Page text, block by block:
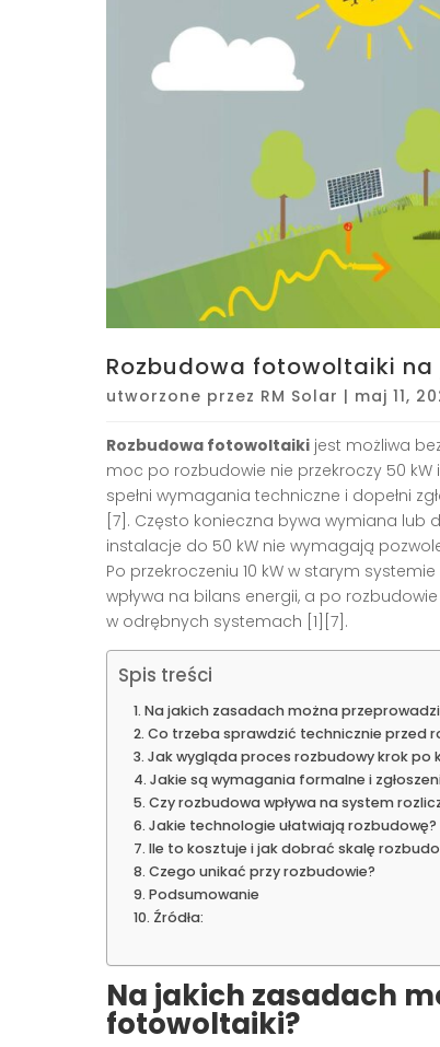
Rozbudowa fotowoltaiki
utworzone przez RM Solar | maj 11,
Rozbudowa fotowoltaiki jest możliwa
moc po rozbudowie nie przekroczy 50
spełni wymagania techniczne i dopełni
[7]. Często konieczna bywa wymiana lub
instalacje do 50 kW nie wymagają
Po przekroczeniu 10 kW w starym
wpływa na bilans energii, a po
w odrębnych systemach [1][7].
Spis treści
Na jakich zasadach można
Co trzeba sprawdzić technicznie przed
Jak wygląda proces rozbudowy krok po
Jakie są wymagania formalne i
Czy rozbudowa wpływa na system
Jakie technologie ułatwiają rozbudowę?
Ile to kosztuje i jak dobrać skalę
Czego unikać przy rozbudowie?
Podsumowanie
Źródła:
Na jakich zasadach
fotowoltaiki?